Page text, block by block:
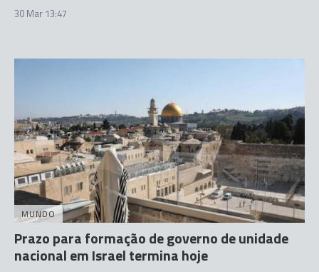
30 Mar 13:47
MUNDO
Prazo para formação de governo de unidade
nacional em Israel termina hoje